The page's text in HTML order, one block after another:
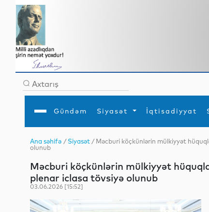
Gündəm Siyasət İqtisadiyyat
Gündəm
İqtisadiyyat
YAP
Analitika
Mədəniyyət
Müsahibə
MEDİA
Xarici siyasət
Daxili siyasət
Turizm
Elm
Ana səhifə /Siyasət / Məcburi köçkünlərin mülkiyyət
olunub
Məcburi köçkünlərin mülkiyyət
plenar iclasa tövsiyə olunub
03.06.2026 [15:52]